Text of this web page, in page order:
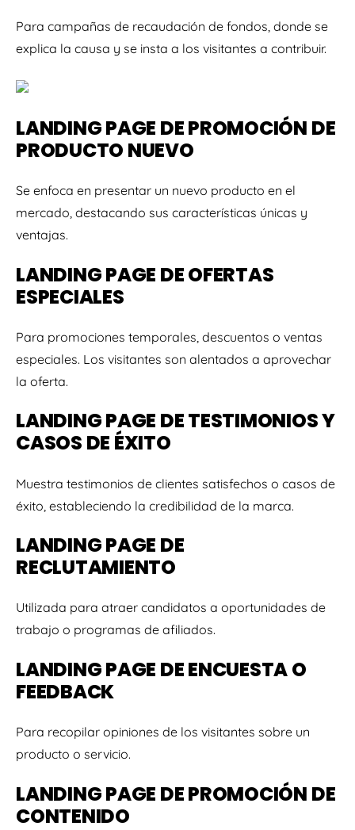
Para campañas de recaudación de fondos, donde se
explica la causa y se insta a los visitantes a contribuir.
LANDING PAGE DE PROMOCIÓN DE
PRODUCTO NUEVO
Se enfoca en presentar un nuevo producto en el
mercado, destacando sus características únicas y
ventajas.
LANDING PAGE DE OFERTAS
ESPECIALES
Para promociones temporales, descuentos o ventas
especiales. Los visitantes son alentados a aprovechar
la oferta.
LANDING PAGE DE TESTIMONIOS Y
CASOS DE ÉXITO
Muestra testimonios de clientes satisfechos o casos de
éxito, estableciendo la credibilidad de la marca.
LANDING PAGE DE
RECLUTAMIENTO
Utilizada para atraer candidatos a oportunidades de
trabajo o programas de afiliados.
LANDING PAGE DE ENCUESTA O
FEEDBACK
Para recopilar opiniones de los visitantes sobre un
producto o servicio.
LANDING PAGE DE PROMOCIÓN DE
CONTENIDO